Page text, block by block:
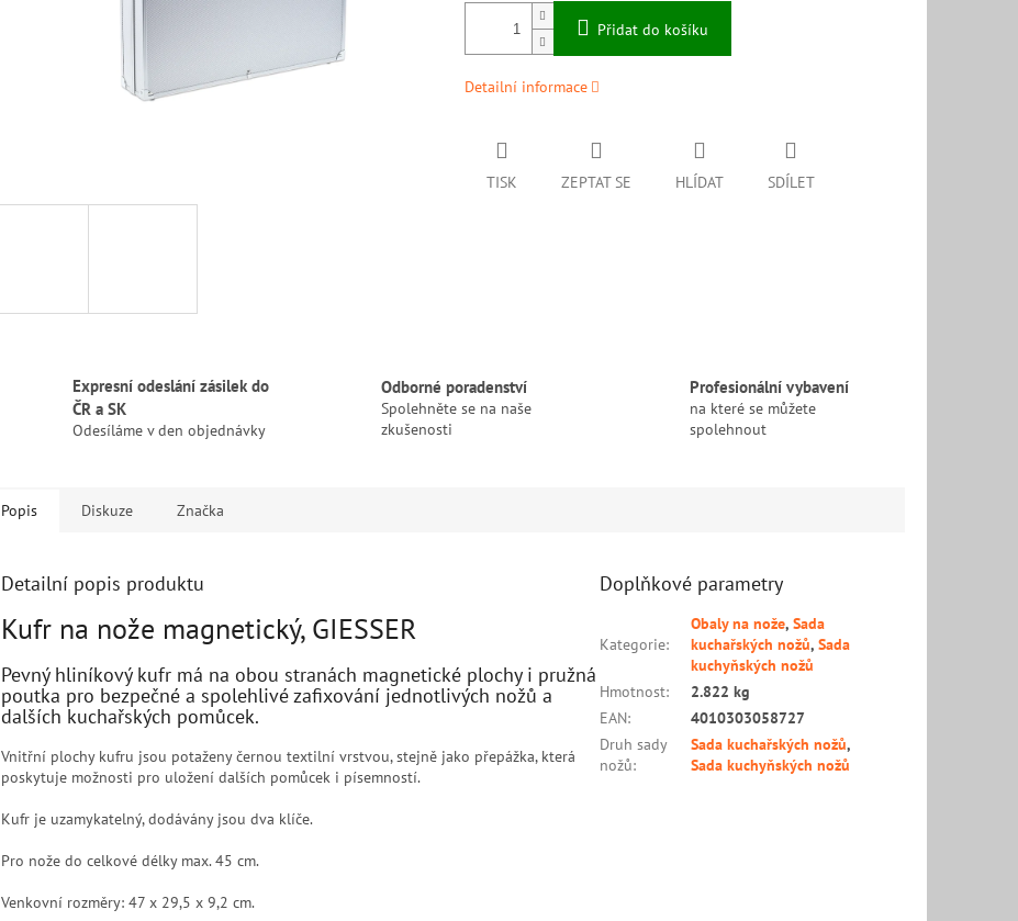
Přidat do košíku
Detailní informace
TISK ZEPTAT SE HLÍDAT SDÍLET
Expresní odeslání zásilek do
ČR a SK
Odesíláme v den objednávky
Odborné poradenství
Spolehněte se na naše
zkušenosti
Profesionální vybavení
na které se můžete
spolehnout
Popis Diskuze Značka
Detailní popis produktu
Kufr na nože magnetický, GIESSER
Pevný hliníkový kufr má na obou stranách magnetické plochy i pružná
poutka pro bezpečné a spolehlivé zafixování jednotlivých nožů a
dalších kuchařských pomůcek.
Vnitřní plochy kufru jsou potaženy černou textilní vrstvou, stejně jako přepážka, která
poskytuje možnosti pro uložení dalších pomůcek i písemností.
Kufr je uzamykatelný, dodávány jsou dva klíče.
Pro nože do celkové délky max. 45 cm.
Venkovní rozměry: 47 x 29,5 x 9,2 cm.
Doplňkové parametry
Kategorie:
Obaly na nože,Sada
kuchařských nožů,Sada
kuchyňských nožů
Hmotnost:
2.822 kg
EAN:
4010303058727
Druh sady
nožů:
Sada kuchařských nožů,
Sada kuchyňských nožů